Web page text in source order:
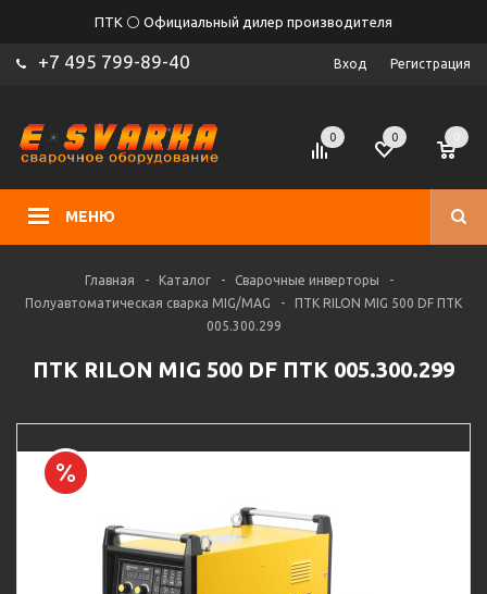
ПТК ⚪ Официальный дилер производителя
+7 495 799-89-40 Вход Регистрация
МЕНЮ
0 0
Главная - Каталог - Сварочные инверторы
-
Полуавтоматическая сварка MIG/MAG
-
ПТК RILON MIG 500 DF ПТК
005.300.299
ПТК RILON MIG 500 DF ПТК 005.300.299